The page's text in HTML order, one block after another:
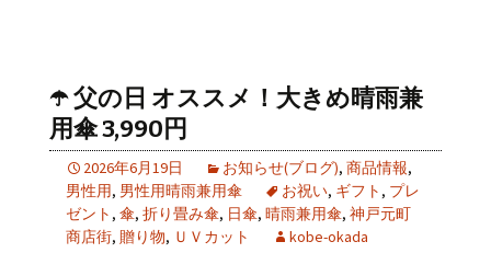
☂️ 父の日 オススメ！大きめ晴雨兼
用傘 3,990円
2026年6月19日 お知らせ(ブログ), 商品情報,
男性用, 男性用晴雨兼用傘 お祝い, ギフト , プレ
ゼント , 傘, 折り畳み傘, 日傘, 晴雨兼用傘, 神戸元町
商店街, 贈り物, ＵＶカット kobe-okada